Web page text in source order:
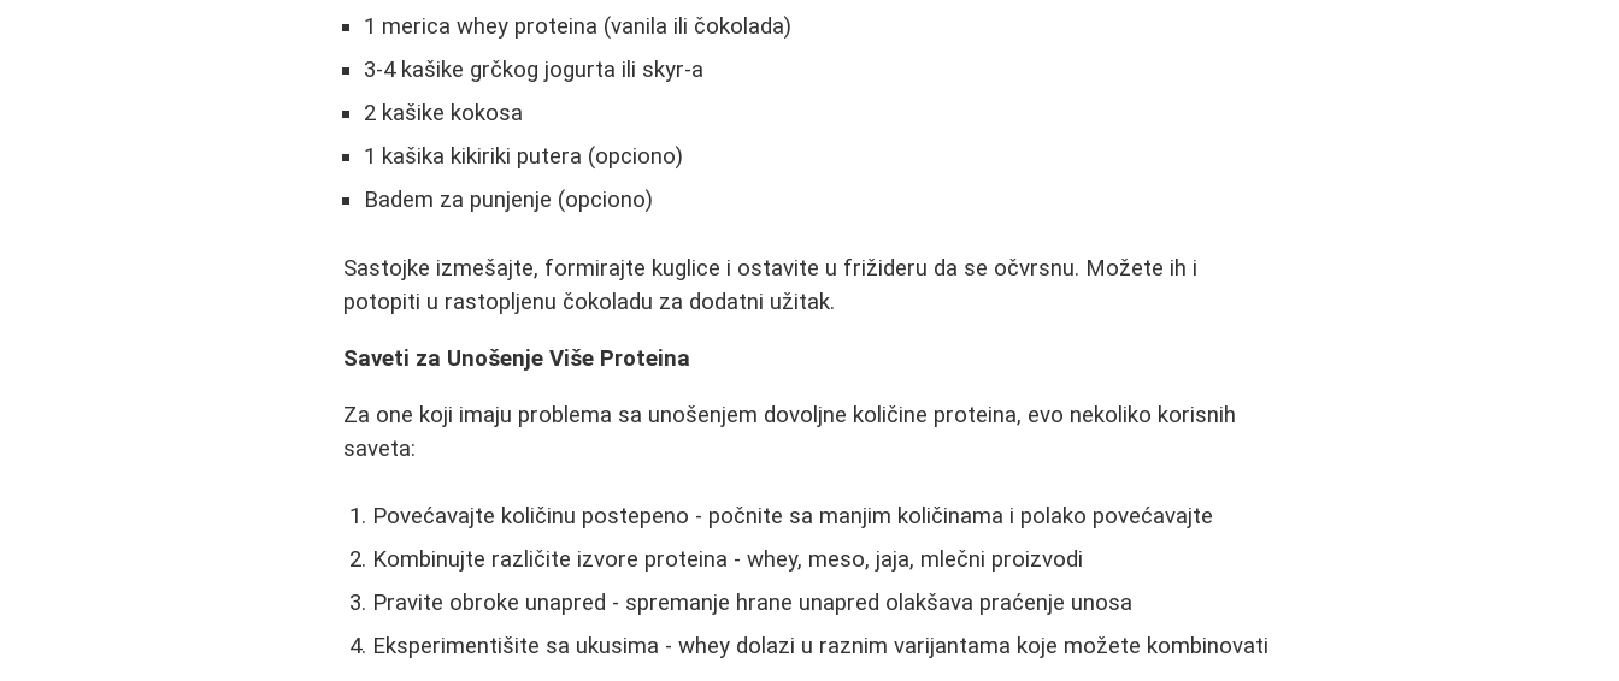
1 merica whey proteina (vanila ili čokolada)
3-4 kašike grčkog jogurta ili skyr-a
2 kašike kokosa
1 kašika kikiriki putera (opciono)
Badem za punjenje (opciono)
Sastojke izmešajte, formirajte kuglice i ostavite u frižideru da se očvrsnu. Možete ih i
potopiti u rastopljenu čokoladu za dodatni užitak.
Saveti za Unošenje Više Proteina
Za one koji imaju problema sa unošenjem dovoljne količine proteina, evo nekoliko korisnih
saveta:
Povećavajte količinu postepeno - počnite sa manjim količinama i polako povećavajte
Kombinujte različite izvore proteina - whey, meso, jaja, mlečni proizvodi
Pravite obroke unapred - spremanje hrane unapred olakšava praćenje unosa
Eksperimentišite sa ukusima - whey dolazi u raznim varijantama koje možete kombinovati